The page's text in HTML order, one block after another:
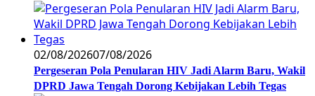
02/08/202607/08/2026
Pergeseran Pola Penularan HIV Jadi Alarm Baru, Wakil
DPRD Jawa Tengah Dorong Kebijakan Lebih Tegas